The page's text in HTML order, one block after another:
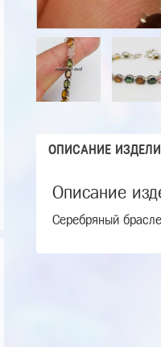
ОПИСАНИЕ
Описание
Серебряный